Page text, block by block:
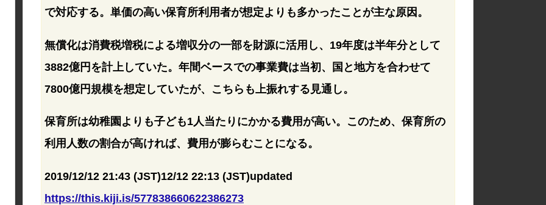
で対応する。単価の高い保育所利用者が想定よりも多かったことが主な原因。
無償化は消費税増税による増収分の一部を財源に活用し、19年度は半年分として
3882億円を計上していた。年間ベースでの事業費は当初、国と地方を合わせて
7800億円規模を想定していたが、こちらも上振れする見通し。
保育所は幼稚園よりも子ども1人当たりにかかる費用が高い。このため、保育所の
利用人数の割合が高ければ、費用が膨らむことになる。
2019/12/12 21:43 (JST)12/12 22:13 (JST)updated
https://this.kiji.is/577838660622386273